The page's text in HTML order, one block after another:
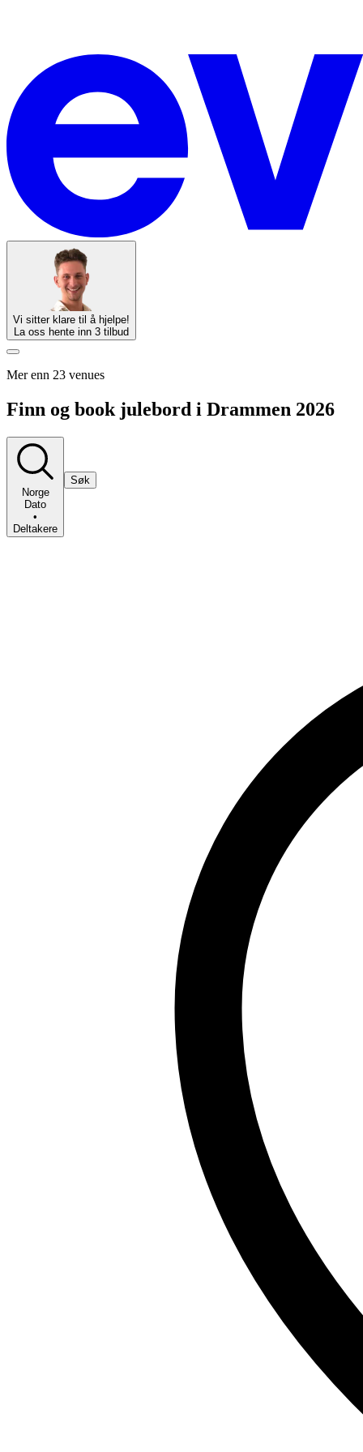
Vi sitter klare til å hjelpe!
La oss hente inn 3 tilbud
Mer enn 23 venues
Finn og book julebord i Drammen 2026
Norge
Dato
•
Deltakere
Søk